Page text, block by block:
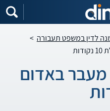
לדין במשפט תעבורה >
באדום